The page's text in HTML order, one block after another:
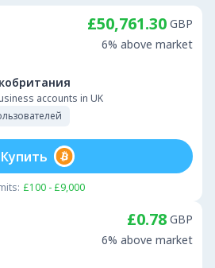
accounts in UK
£50,761.30 GBP
6% above market
£100 - £9,000
Купить
£0.78 GBP
6% above market